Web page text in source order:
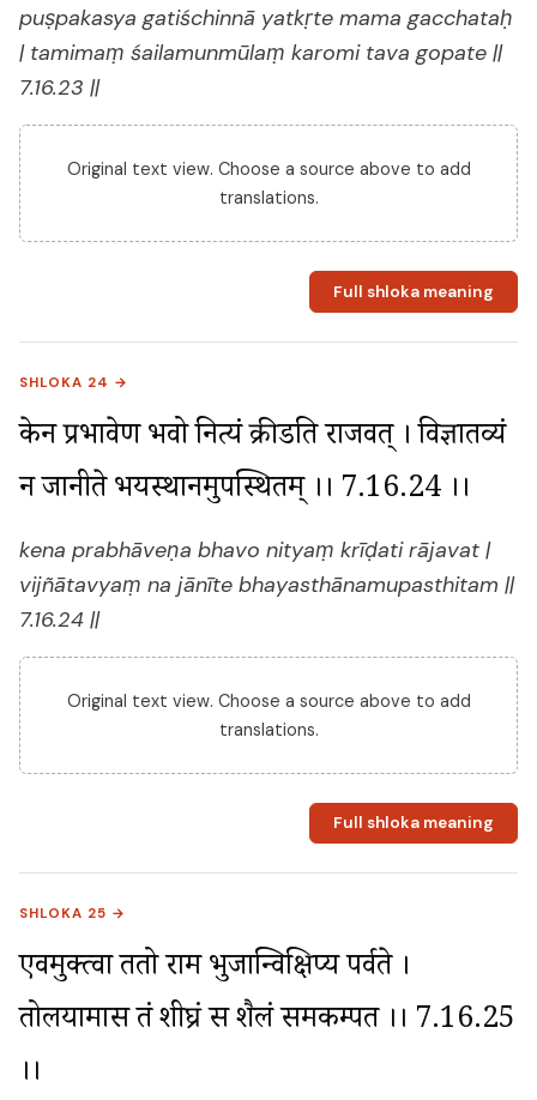
puṣpakasya gatiśchinnā yatkṛte mama gacchataḥ
| tamimaṃ śailamunmūlaṃ karomi tava gopate ||
7.16.23 ||
Original text view. Choose a source above to add
translations.
Full shloka meaning
SHLOKA 24 →
केन प्रभावेण भवो नित्यं क्रीडति राजवत् । विज्ञातव्यं
न जानीते भयस्थानमुपस्थितम् ।। 7.16.24 ।।
kena prabhāveṇa bhavo nityaṃ krīḍati rājavat |
vijñātavyaṃ na jānīte bhayasthānamupasthitam ||
7.16.24 ||
Original text view. Choose a source above to add
translations.
Full shloka meaning
SHLOKA 25 →
एवमुक्त्वा ततो राम भुजान्विक्षिप्य पर्वते ।
तोलयामास तं शीघ्रं स शैलं समकम्पत ।। 7.16.25
।।